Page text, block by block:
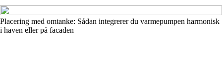
Placering med omtanke: Sådan integrerer du varmepumpen harmonisk
i haven eller på facaden